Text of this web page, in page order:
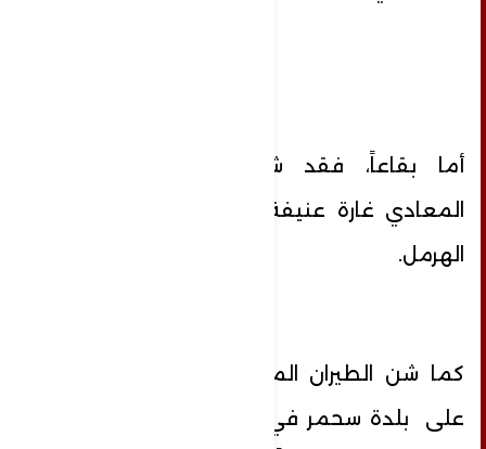
أما بقاعاً، فقد شنّ الطيران الحربي
المعادي غارة عنيفة على محيط مدينة
الهرمل.
كما شن الطيران المعادي سلسلة غارات
على بلدة سحمر في البقاع الغربي. وفي